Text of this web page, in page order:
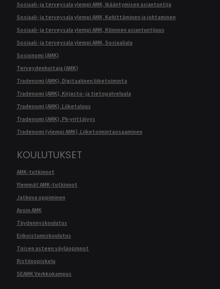
Sosiaali- ja terveysala ylempi AMK, Ikääntymisen asiantuntija
Sosiaali- ja terveysala ylempi AMK, Kehittäminen ja johtaminen
Sosiaali- ja terveysala ylempi AMK, Kliininen asiantuntijuus
Sosiaali- ja terveysala ylempi AMK, Sosiaaliala
Sosionomi (AMK)
Terveydenhoitaja (AMK)
Tradenomi (AMK), Digitaalinen liiketoiminta
Tradenomi (AMK), Kirjasto- ja tietopalveluala
Tradenomi (AMK), Liiketalous
Tradenomi (AMK), Pk-yrittäjyys
Tradenomi (ylempi AMK), Liiketoimintaosaaminen
KOULUTUKSET
AMK-tutkinnot
Ylemmät AMK-tutkinnot
Jatkuva oppiminen
Avoin AMK
Täydennyskoulutus
Erikoistumiskoulutus
Toisen asteen väyläopinnot
Ristiinopiskelu
SEAMK Verkkokampus